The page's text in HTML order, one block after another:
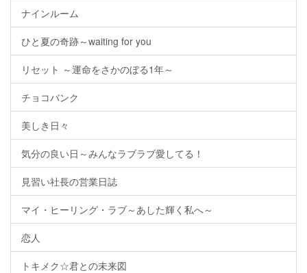
ナインルーム
ひと夏の奇跡～waiting for you
リセット ～運命をさかのぼる1年～
チョコバンク
美しき日々
気分の良い日～みんなラブラブ愛してる！
見習い社長の営業日誌
マイ・ヒーリング・ラブ～あした輝く私へ～
恋人
トキメク☆君との未来図